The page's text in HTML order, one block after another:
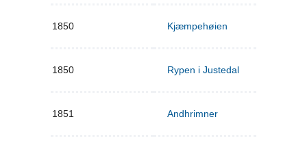
1850 Kjæmpehøien
1850 Rypen i Justedal
1851 Andhrimner